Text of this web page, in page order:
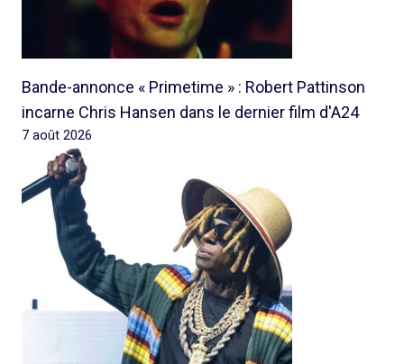
Bande-annonce « Primetime » : Robert Pattinson
incarne Chris Hansen dans le dernier film d'A24
7 août 2026